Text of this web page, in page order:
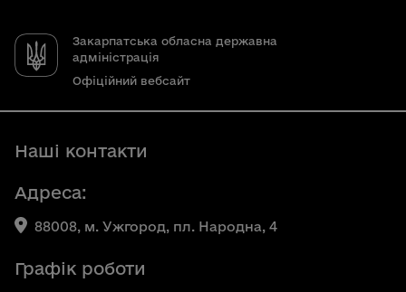
Закарпатська обласна державна
адміністрація
Офіційний вебсайт
Наші контакти
Адреса:
88008, м. Ужгород, пл. Народна, 4
Графік роботи